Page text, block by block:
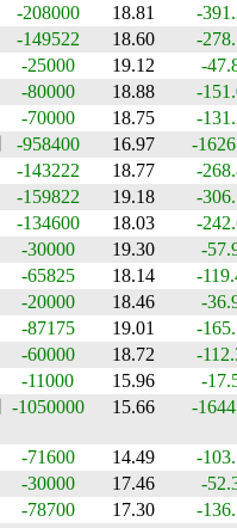
-208000 18.81
-
-149522 18.60
-
-25000 19.12
-
-80000 18.88
-
-70000 18.75
-
-958400 16.97
-
-143222 18.77
-
-159822 19.18
-
-134600 18.03
-
-30000 19.30
-
-65825 18.14
-
-20000 18.46
-
-87175 19.01
-
-60000 18.72
-
-11000 15.96
-
-1050000 15.66 -
-71600 14.49
-
-30000 17.46
-
-78700 17.30
-